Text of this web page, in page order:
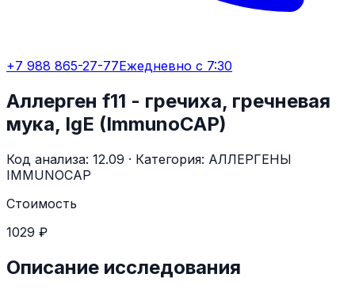
+7 988 865-27-77Ежедневно с 7:30
Аллерген f11 - гречиха, гречневая
мука, IgE (ImmunoCAP)
Код анализа: 12.09 · Категория: АЛЛЕРГЕНЫ
IMMUNOCAP
Стоимость
1029 ₽
Описание исследования